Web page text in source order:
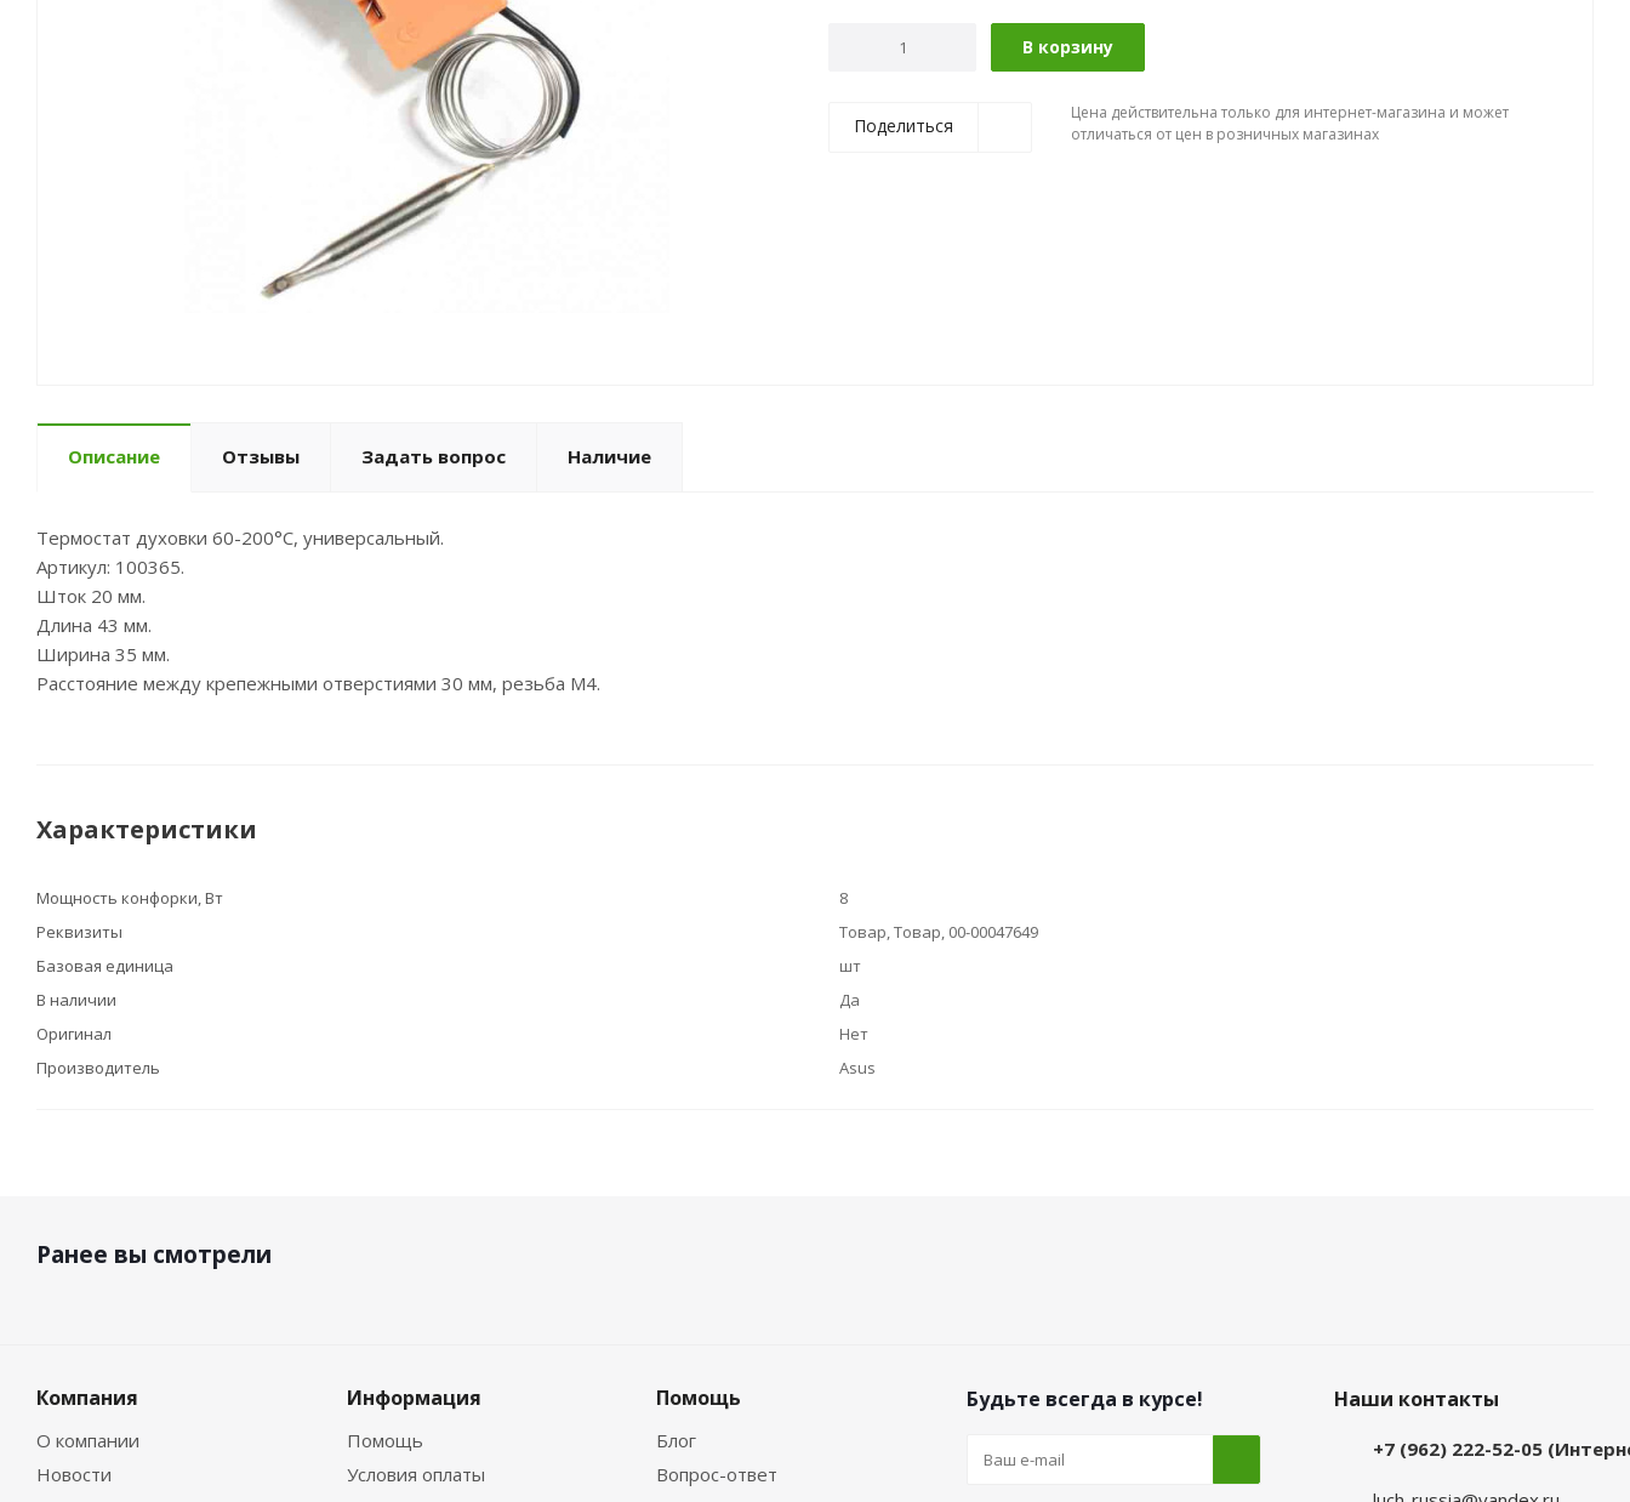
В корзину
Поделиться
Цена действительна только для интернет-магазина и может
отличаться от цен в розничных магазинах
Описание Отзывы Задать вопрос Наличие
Термостат духовки 60-200°С, универсальный.
Артикул: 100365.
Шток 20 мм.
Длина 43 мм.
Ширина 35 мм.
Расстояние между крепежными отверстиями 30 мм, резьба M4.
Характеристики
Мощность конфорки, Вт
8
Реквизиты
Товар, Товар, 00-00047649
Базовая единица
шт
В наличии
Да
Оригинал
Нет
Производитель
Asus
Ранее вы смотрели
Компания
О компании
Новости
Информация
Помощь
Условия оплаты
Помощь
Блог
Вопрос-ответ
Будьте всегда в курсе! Наши контакты
+7 (962) 222-52-05